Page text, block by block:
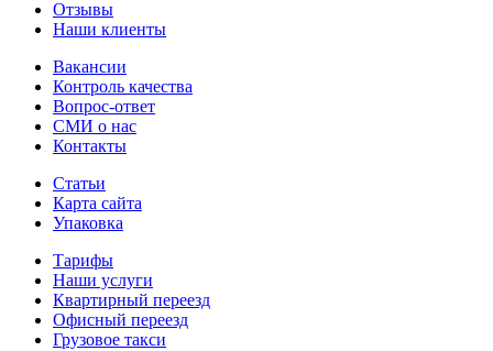
Отзывы
Наши клиенты
Вакансии
Контроль качества
Вопрос-ответ
СМИ о нас
Контакты
Статьи
Карта сайта
Упаковка
Тарифы
Наши услуги
Квартирный переезд
Офисный переезд
Грузовое такси